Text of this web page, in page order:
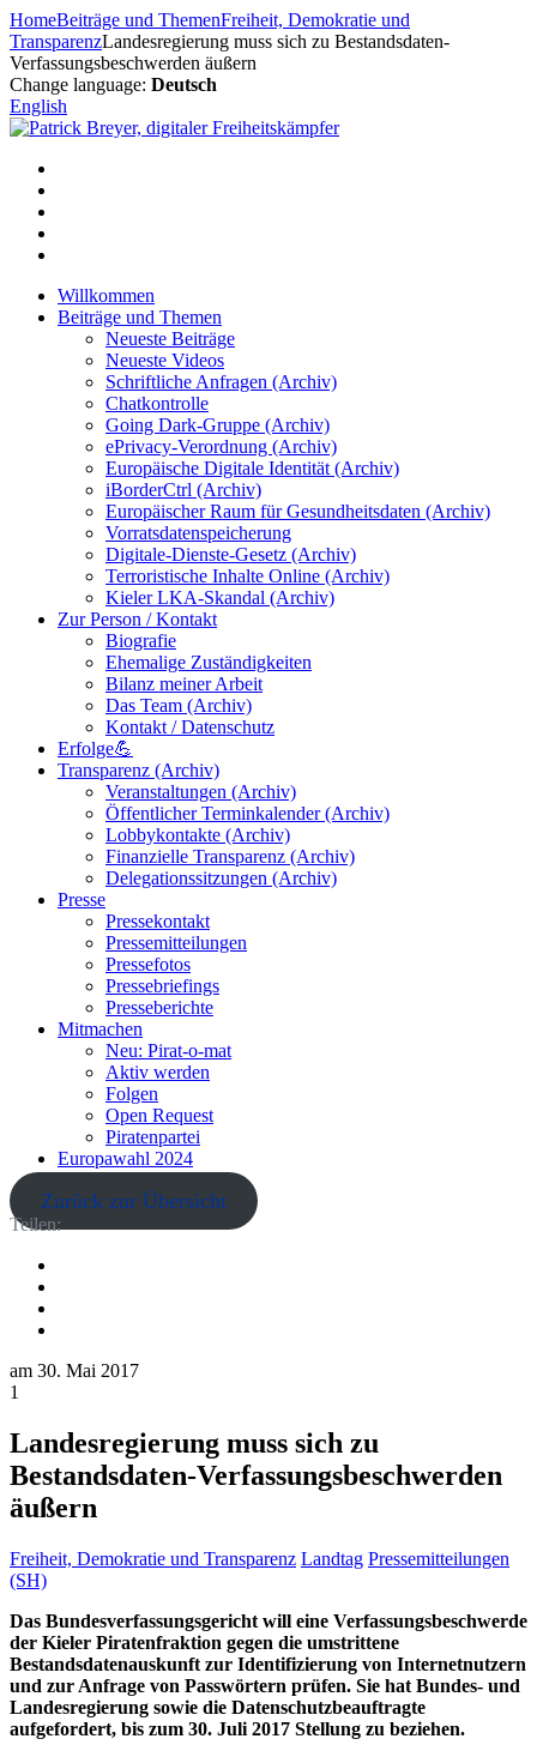
Zum
Inhalt
springen
HomeBeiträge und ThemenFreiheit, Demokratie und
TransparenzLandesregierung muss sich zu Bestandsdaten-
Verfassungsbeschwerden äußern
Change language: Deutsch
English
Willkommen
Beiträge und Themen
Neueste Beiträge
Neueste Videos
Schriftliche Anfragen (Archiv)
Chatkontrolle
Going Dark-Gruppe (Archiv)
ePrivacy-Verordnung (Archiv)
Europäische Digitale Identität (Archiv)
iBorderCtrl (Archiv)
Europäischer Raum für Gesundheitsdaten (Archiv)
Vorratsdatenspeicherung
Digitale-Dienste-Gesetz (Archiv)
Terroristische Inhalte Online (Archiv)
Kieler LKA-Skandal (Archiv)
Zur Person / Kontakt
Biografie
Ehemalige Zuständigkeiten
Bilanz meiner Arbeit
Das Team (Archiv)
Kontakt / Datenschutz
Erfolge💪
Transparenz (Archiv)
Veranstaltungen (Archiv)
Öffentlicher Terminkalender (Archiv)
Lobbykontakte (Archiv)
Finanzielle Transparenz (Archiv)
Delegationssitzungen (Archiv)
Presse
Pressekontakt
Pressemitteilungen
Pressefotos
Pressebriefings
Presseberichte
Mitmachen
Neu: Pirat-o-mat
Aktiv werden
Folgen
Open Request
Piratenpartei
Europawahl 2024
Zurück zur Übersicht
Teilen:
am 30. Mai 2017
1
Landesregierung muss sich zu
Bestandsdaten-Verfassungsbeschwerden
äußern
Freiheit, Demokratie und Transparenz Landtag Pressemitteilungen
(SH)
Das Bundesverfassungsgericht will eine Verfassungsbeschwerde
der Kieler Piratenfraktion gegen die umstrittene
Bestandsdatenauskunft zur Identifizierung von Internetnutzern
und zur Anfrage von Passwörtern prüfen. Sie hat Bundes- und
Landesregierung sowie die Datenschutzbeauftragte
aufgefordert, bis zum 30. Juli 2017 Stellung zu beziehen.